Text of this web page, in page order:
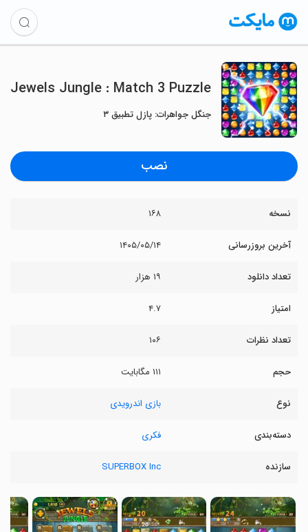
Jewels Jungle : Match 3 Puzzle
جنگل جواهرات: پازل تطبیق ۳
نصب
نسخه ۱۶۸
آخرین بروزرسانی ۱۴۰۵/۰۵/۱۴
تعداد دانلود ۱۹ هزار
امتیاز ۴.۷
تعداد نظرات ۱۰۶
حجم ۱۱۱ مگابایت
نوع بازی اندرویدی
دسته‌بندی فکری
سازنده SUPERBOX Inc